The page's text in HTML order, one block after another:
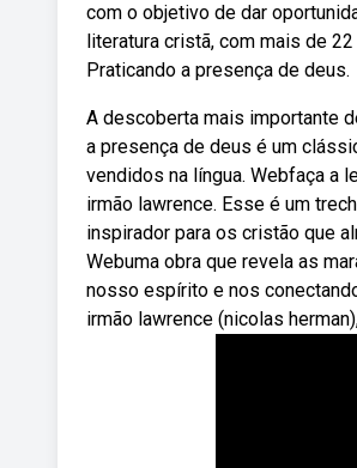
com o objetivo de dar
literatura cristã, com mais de
Praticando a presença de deus.
A descoberta mais importante
a presença de deus é um
vendidos na língua. Webfaça a
irmão lawrence. Esse é um
inspirador para os cristão que
Webuma obra que revela as
nosso espírito e nos
irmão lawrence (nicolas